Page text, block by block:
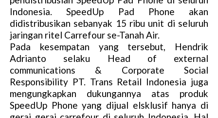
Indonesia. SpeedUp Pad Phone akan
didistribusikan sebanyak 15 ribu unit di seluruh
jaringan ritel Carrefour se-Tanah Air.
Pada kesempatan yang tersebut, Hendrik
Adrianto selaku Head of external
communications & Corporate Social
Responsibility PT. Trans Retail Indonesia juga
mengungkapkan dukungannya atas produk
SpeedUp Phone yang dijual elsklusif hanya di